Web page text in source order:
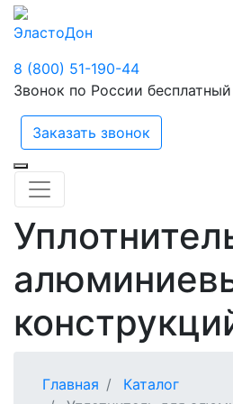
ЭластоДон
8 (800) 51-190-44
Звонок по России бесплатный
Заказать звонок
Главная
Каталог